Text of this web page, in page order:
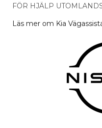
FÖR HJÄLP
Läs mer om Kia